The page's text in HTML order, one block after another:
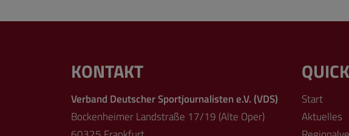
KONTAKT
Verband Deutscher Sportjournalisten e.V. (VDS)
Bockenheimer Landstraße 17/19 (Alte Oper)
Start
Aktuelles